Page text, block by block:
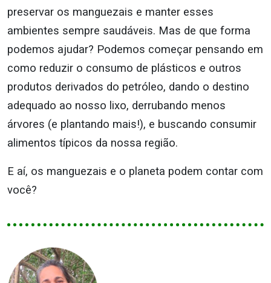
preservar os manguezais e manter esses
ambientes sempre saudáveis. Mas de que forma
podemos ajudar? Podemos começar pensando em
como reduzir o consumo de plásticos e outros
produtos derivados do petróleo, dando o destino
adequado ao nosso lixo, derrubando menos
árvores (e plantando mais!), e buscando consumir
alimentos típicos da nossa região.
E aí, os manguezais e o planeta podem contar com
você?